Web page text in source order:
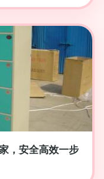
，安全高效一步